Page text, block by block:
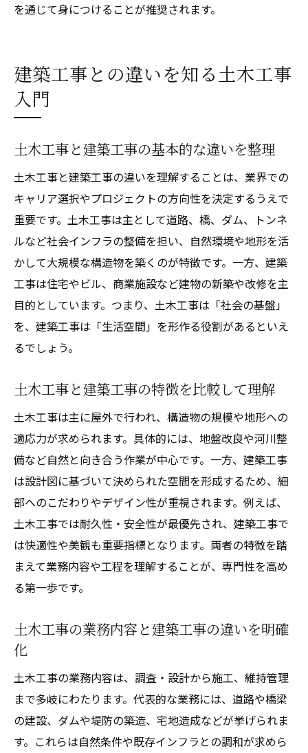
を通じて身につけることが推奨されます。
建築工事との違いを知る土木工事
入門
土木工事と建築工事の基本的な違いを整理
土木工事と建築工事の違いを理解することは、業界での
キャリア選択やプロジェクトの方向性を決定するうえで
重要です。土木工事は主として道路、橋、ダム、トンネ
ルなど社会インフラの整備を担い、自然環境や地形を活
かして大規模な構造物を築くのが特徴です。一方、建築
工事は住宅やビル、商業施設など建物の新築や改修を主
目的としています。つまり、土木工事は「社会の基盤」
を、建築工事は「生活空間」を形作る役割があるといえ
るでしょう。
土木工事と建築工事の特徴を比較して理解
土木工事は主に屋外で行われ、構造物の規模や地形への
適応力が求められます。具体的には、地盤改良や河川整
備など自然と向き合う作業が中心です。一方、建築工事
は設計図に基づいて決められた空間を形成するため、細
部へのこだわりやデザイン性が重視されます。例えば、
土木工事では耐久性・安全性が最優先され、建築工事で
は快適性や美観も重要指標となります。両者の特徴を踏
まえて業務内容や工程を理解することが、専門性を高め
る第一歩です。
土木工事の業務内容と建築工事の違いを明確
化
土木工事の業務内容は、調査・設計から施工、維持管理
まで多岐にわたります。代表的な業務には、道路や橋梁
の建設、ダムや堤防の築造、宅地造成などが挙げられま
す。これらは自然条件や既存インフラとの調和が求めら